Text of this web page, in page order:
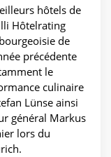
hôtels de
Hôtelrating
de
précédente
le
culinaire
Lünse ainsi
général Markus
lors du